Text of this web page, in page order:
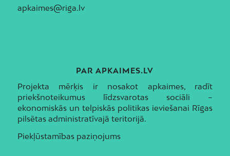
apkaimes@riga.lv
PAR APKAIMES.LV
Projekta mērķis ir nosakot apkaimes, radīt
priekšnoteikumus līdzsvarotas sociāli –
ekonomiskās un telpiskās politikas ieviešanai Rīgas
pilsētas administratīvajā teritorijā.
Piekļūstamības paziņojums